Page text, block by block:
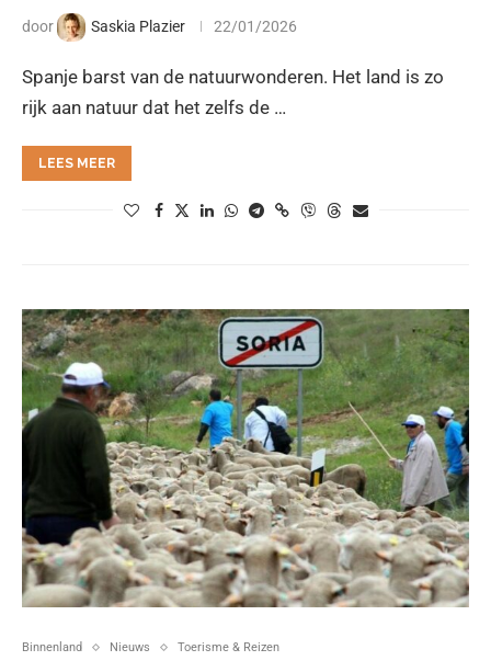
door Saskia Plazier 22/01/2026
Spanje barst van de natuurwonderen. Het land is zo
rijk aan natuur dat het zelfs de …
LEES MEER
Binnenland Nieuws Toerisme & Reizen